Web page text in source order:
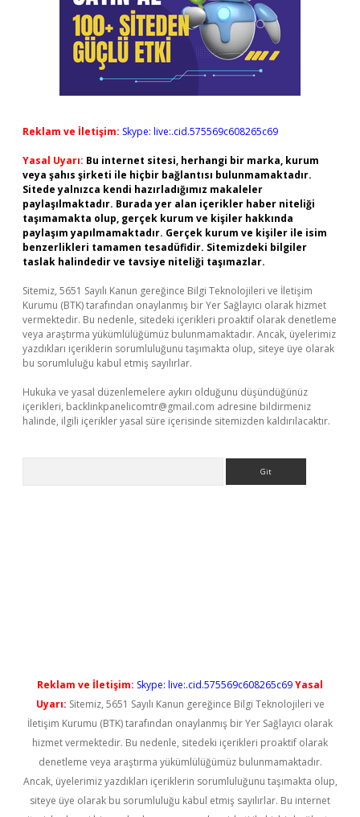
Reklam ve İletişim: Skype: live:.cid.575569c608265c69
Yasal Uyarı: Bu internet sitesi, herhangi bir marka, kurum
veya şahıs şirketi ile hiçbir bağlantısı bulunmamaktadır.
Sitede yalnızca kendi hazırladığımız makaleler
paylaşılmaktadır. Burada yer alan içerikler haber niteliği
taşımamakta olup, gerçek kurum ve kişiler hakkında
paylaşım yapılmamaktadır. Gerçek kurum ve kişiler ile isim
benzerlikleri tamamen tesadüfidir. Sitemizdeki bilgiler
taslak halindedir ve tavsiye niteliği taşımazlar.
Sitemiz, 5651 Sayılı Kanun gereğince Bilgi Teknolojileri ve İletişim
Kurumu (BTK) tarafından onaylanmış bir Yer Sağlayıcı olarak hizmet
vermektedir. Bu nedenle, sitedeki içerikleri proaktif olarak denetleme
veya araştırma yükümlülüğümüz bulunmamaktadır. Ancak, üyelerimiz
yazdıkları içeriklerin sorumluluğunu taşımakta olup, siteye üye olarak
bu sorumluluğu kabul etmiş sayılırlar.
Hukuka ve yasal düzenlemelere aykırı olduğunu düşündüğünüz
içerikleri, backlinkpanelicomtr@gmail.com adresine bildirmeniz
halinde, ilgili içerikler yasal süre içerisinde sitemizden kaldırılacaktır.
Reklam ve İletişim: Skype: live:.cid.575569c608265c69Yasal
Uyarı: Sitemiz, 5651 Sayılı Kanun gereğince Bilgi Teknolojileri ve
İletişim Kurumu (BTK) tarafından onaylanmış bir Yer Sağlayıcı olarak
hizmet vermektedir. Bu nedenle, sitedeki içerikleri proaktif olarak
denetleme veya araştırma yükümlülüğümüz bulunmamaktadır.
Ancak, üyelerimiz yazdıkları içeriklerin sorumluluğunu taşımakta olup,
siteye üye olarak bu sorumluluğu kabul etmiş sayılırlar. Bu internet